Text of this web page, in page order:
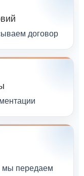
договор
мы передаем